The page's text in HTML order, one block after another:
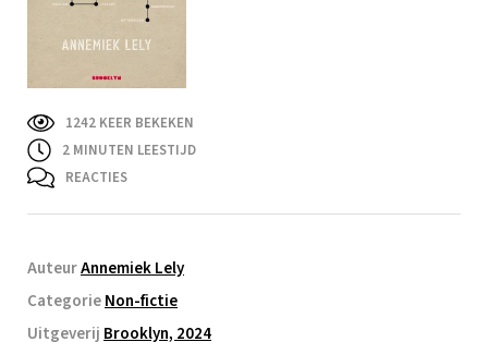
1242 KEER BEKEKEN
2 MINUTEN LEESTIJD
REACTIES
AuteurAnnemiek Lely
CategorieNon-fictie
Uitgeverij Brooklyn, 2024